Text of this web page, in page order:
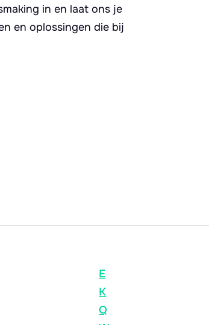
in en laat ons je
en oplossingen die bij
E
K
Q